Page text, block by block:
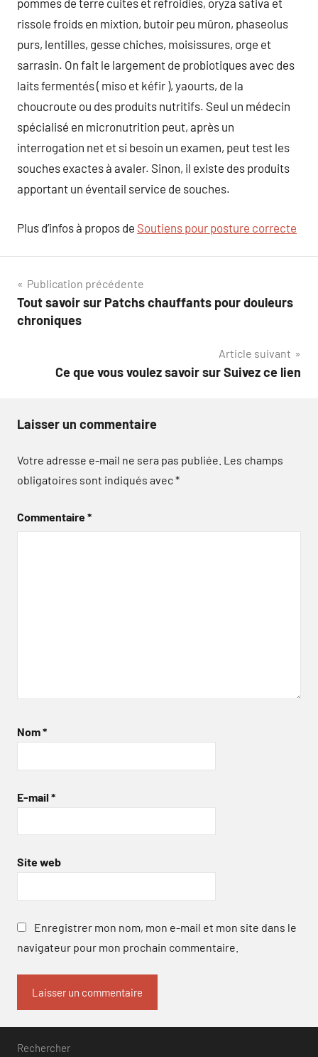
pommes de terre cuites et refroidies, oryza sativa et
rissole froids en mixtion, butoir peu mûron, phaseolus
purs, lentilles, gesse chiches, moisissures, orge et
sarrasin. On fait le largement de probiotiques avec des
laits fermentés ( miso et kéfir ), yaourts, de la
choucroute ou des produits nutritifs. Seul un médecin
spécialisé en micronutrition peut, après un
interrogation net et si besoin un examen, peut test les
souches exactes à avaler. Sinon, il existe des produits
apportant un éventail service de souches.
Plus d’infos à propos de Soutiens pour posture correcte
Navigation
de
Publication précédente
Tout savoir sur Patchs chauffants pour douleurs
chroniques
Article suivant
Ce que vous voulez savoir sur Suivez ce lien
Laisser un commentaire
Votre adresse e-mail ne sera pas publiée. Les champs
obligatoires sont indiqués avec*
Commentaire*
Nom*
E-mail *
Site web
Enregistrer mon nom, mon e-mail et mon site dans le
navigateur pour mon prochain commentaire.
Rechercher